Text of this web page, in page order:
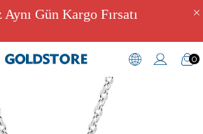
Gün Kargo Fırsatı
0
Kolye Modelleri